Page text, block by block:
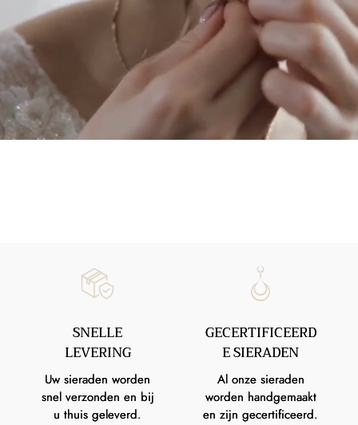
SNELLE
LEVERING
Uw sieraden worden
snel verzonden en bij
u thuis geleverd.
GECERTIFICEERD
E SIERADEN
Al onze sieraden
worden handgemaakt
en zijn gecertificeerd.